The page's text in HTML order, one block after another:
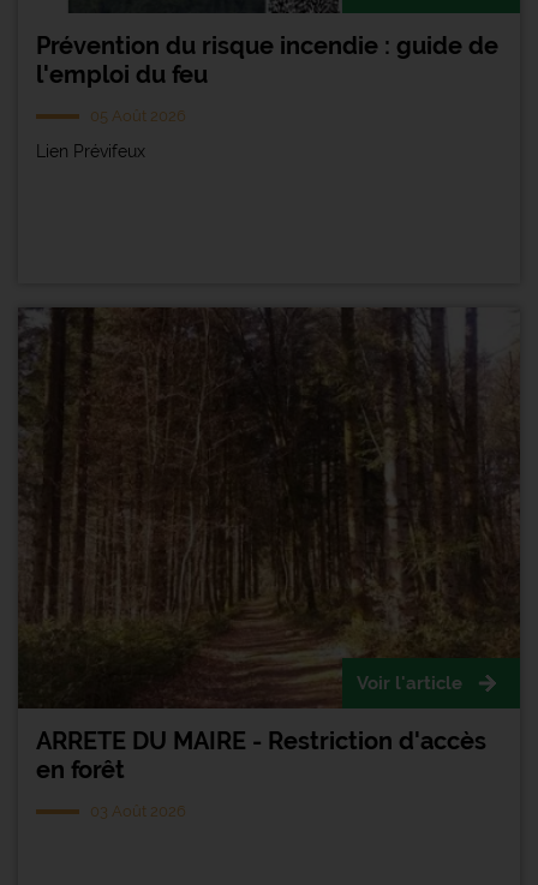
Prévention du risque incendie : guide de
l'emploi du feu
05 Août 2026
Lien Prévifeux
Voir l'article
ARRETE DU MAIRE - Restriction d'accès
en forêt
03 Août 2026